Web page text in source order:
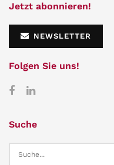
Jetzt abonnieren!
NEWSLETTER
Folgen Sie uns!
Suche